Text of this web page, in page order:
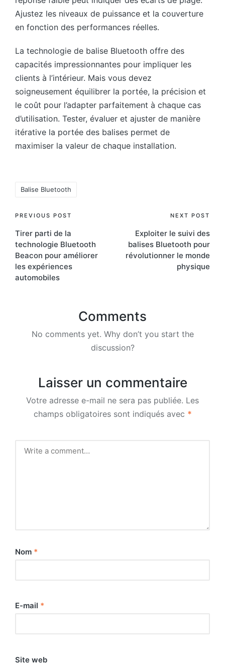
Ajustez les niveaux de puissance et la couverture
en fonction des performances réelles.
La technologie de balise Bluetooth offre des
capacités impressionnantes pour impliquer les
clients à l’intérieur. Mais vous devez
soigneusement équilibrer la portée, la précision et
le coût pour l’adapter parfaitement à chaque cas
d’utilisation. Tester, évaluer et ajuster de manière
itérative la portée des balises permet de
maximiser la valeur de chaque installation.
Balise Bluetooth
Post
navigation
PREVIOUS POST
Tirer parti de la
technologie Bluetooth
Beacon pour améliorer
les expériences
automobiles
NEXT POST
Exploiter le suivi des
balises Bluetooth pour
révolutionner le monde
physique
Comments
No comments yet. Why don’t you start the
discussion?
Laisser un commentaire
Votre adresse e-mail ne sera pas publiée. Les
champs obligatoires sont indiqués avec *
Nom *
E-mail *
Site web